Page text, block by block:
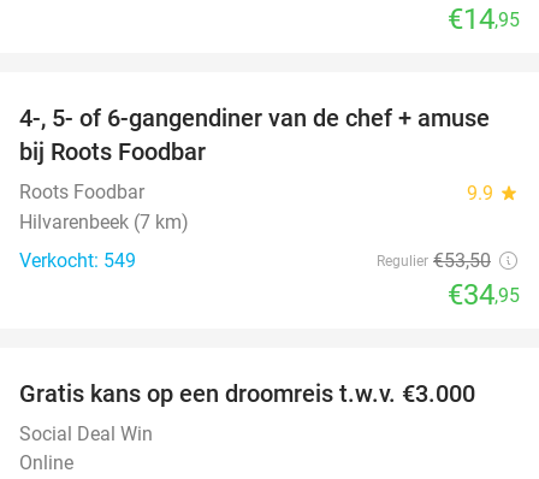
€14,95
35%
4-, 5- of 6-gangendiner van de chef + amuse
bij Roots Foodbar
Roots Foodbar 9.9 star
Hilvarenbeek (7 km)
Verkocht: 549
Regulier €53,50
€34,95
Gratis kans op een droomreis t.w.v. €3.000
Social Deal Win
Online